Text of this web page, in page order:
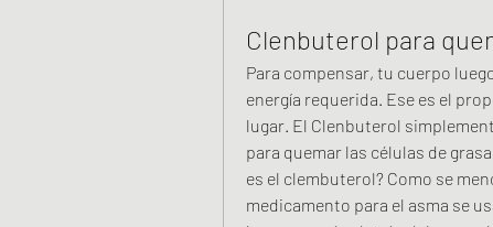
Clenbuterol para
Para compensar, tu cuerpo
energía requerida. Ese es el
lugar. El Clenbuterol
para quemar las células de
es el clembuterol? Como se
medicamento para el asma se